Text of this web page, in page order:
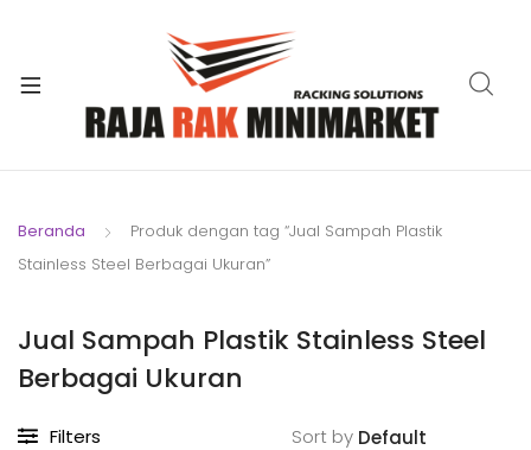
Beranda
Produk dengan tag “Jual Sampah Plastik
Stainless Steel Berbagai Ukuran”
Jual Sampah Plastik Stainless Steel
Berbagai Ukuran
Filters Sort by